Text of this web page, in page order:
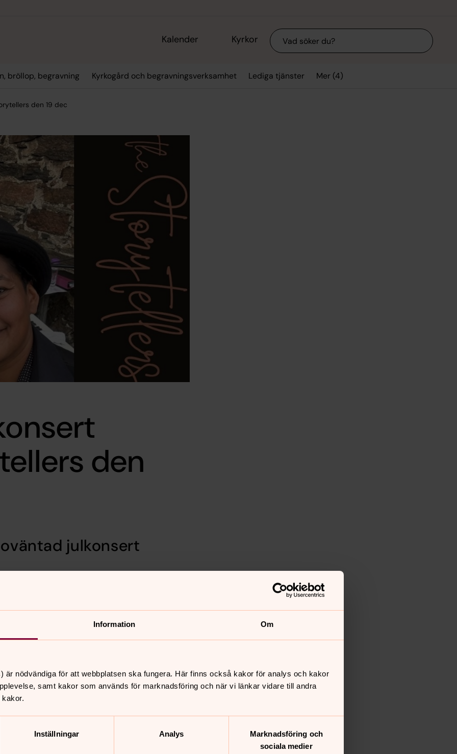
Information Om
är nödvändiga för att webbplatsen ska fungera. Här finns också kakor för analys och kakor
samt kakor som används för marknadsföring och när vi länkar vidare till andra
Inställningar Analys
Marknadsföring och
sociala medier
Kalender Kyrkor Sök
bröllop, begravning Kyrkogård och begravningsverksamhet Lediga tjänster Mer (4)
den 19 dec
den
julkonsert
sång, piano och
Jonsving.